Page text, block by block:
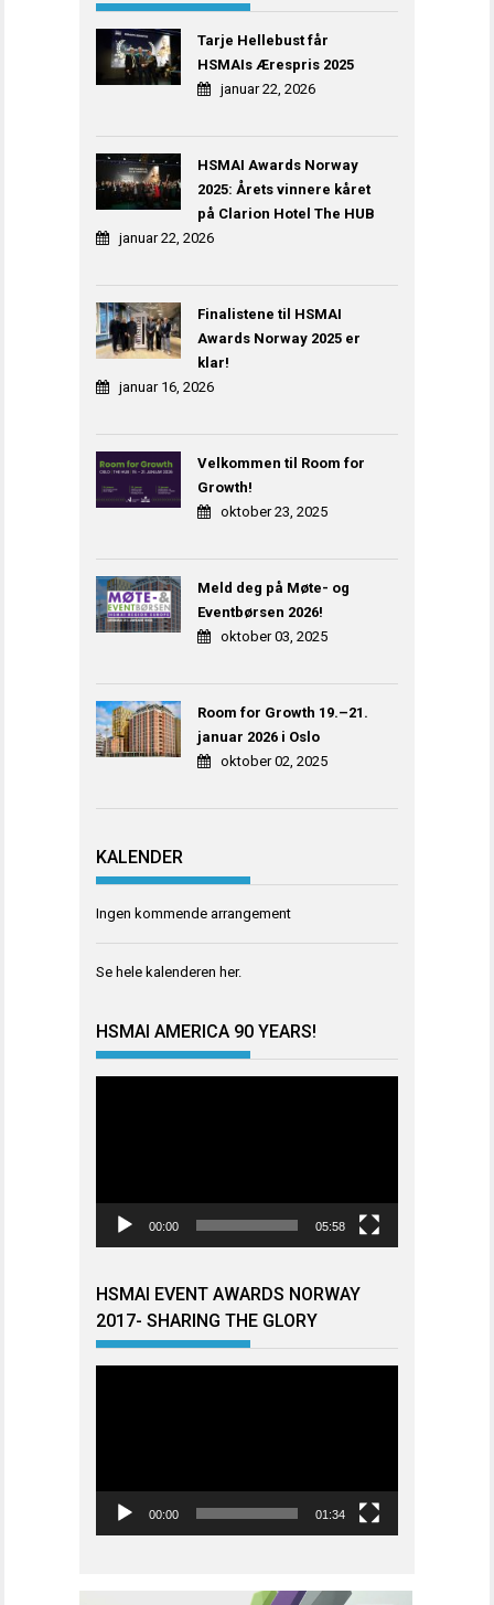
Tarje Hellebust får
HSMAIs Ærespris 2025
januar 22, 2026
HSMAI Awards Norway
2025: Årets vinnere kåret
på Clarion Hotel The HUB
januar 22, 2026
Finalistene til HSMAI
Awards Norway 2025 er
klar!
januar 16, 2026
Velkommen til Room for
Growth!
oktober 23, 2025
Meld deg på Møte- og
Eventbørsen 2026!
oktober 03, 2025
Room for Growth 19.–21.
januar 2026 i Oslo
oktober 02, 2025
KALENDER
Ingen kommende arrangement
Se hele kalenderen her.
HSMAI AMERICA 90 YEARS!
00:00 05:58
HSMAI EVENT AWARDS NORWAY
2017- SHARING THE GLORY
00:00 01:34